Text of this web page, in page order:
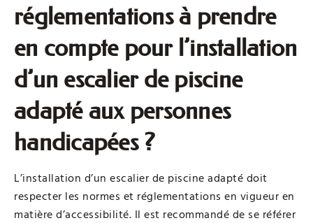
réglementations à prendre
en compte pour l’installation
d’un escalier de piscine
adapté aux personnes
handicapées ?
L’installation d’un escalier de piscine adapté doit
respecter les normes et réglementations en vigueur en
matière d’accessibilité. Il est recommandé de se référer